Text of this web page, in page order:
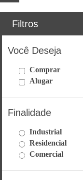
Filtros
Você Deseja
Comprar
Alugar
Finalidade
Industrial
Residencial
Comercial